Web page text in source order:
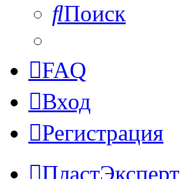
Поиск
FAQ
Вход
Регистрация
ПластЭксперт